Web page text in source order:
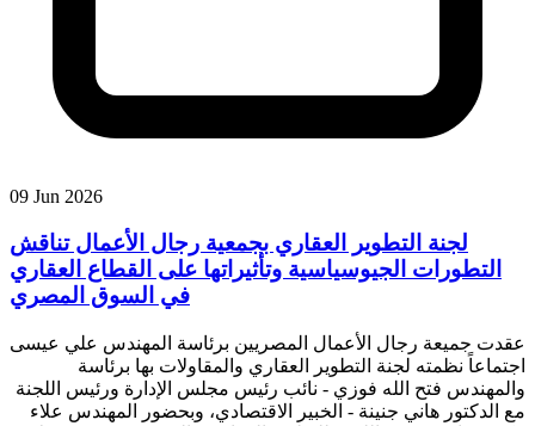
09 Jun 2026
لجنة التطوير العقاري بجمعية رجال الأعمال تناقش
التطورات الجيوسياسية وتأثيراتها على القطاع العقاري
في السوق المصري
عقدت جميعة رجال الأعمال المصريين برئاسة المهندس علي عيسى
اجتماعاً نظمته لجنة التطوير العقاري والمقاولات بها برئاسة
والمهندس فتح الله فوزي - نائب رئيس مجلس الإدارة ورئيس اللجنة
مع الدكتور هاني جنينة - الخبير الاقتصادي، وبحضور المهندس علاء